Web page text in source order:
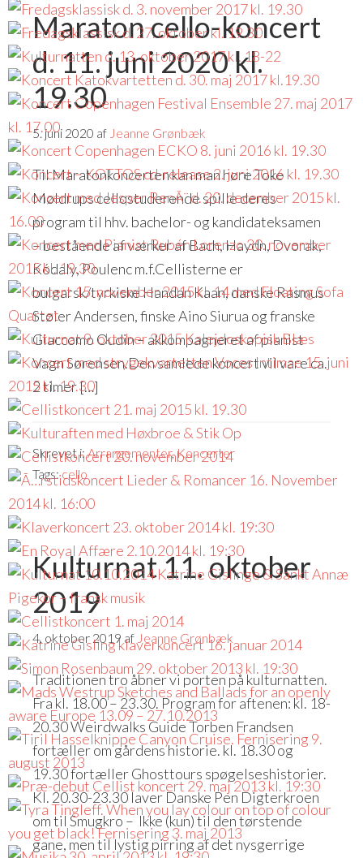
Maraton cello-koncert
d. 11. juni 2020 kl.
19.30
5. juni 2020 af Jeanne Grønbæk
Til Maratonkoncerten kan man høre Toke
Møldrups cellostuderende spille deres
program til hhv. bachelor- og kandidateksamen
– bestående af værker af Bach, Haydn, Dvorak,
Kódaly, Poulenc m.f.Cellisterne er
bulgarsk/tyrkiske Handan Kaan, danske Rasmus
Støier Andersen, finske Aino Siurua og franske
Giaccomo Oudin – akkompagneret af pianist
Vagn Sørensen.Den samlede koncert vil vare ca.
2 timer […]
Skrevet i:Arrangementer,Koncerter
Tags:cello
Kulturnat 11. oktober
2019
4. oktober 2019 af Jeanne Grønbæk
Traditionen tro åbner vi porten på kulturnatten.
Fra kl. 18.00 – 23.30. Program for aftenen: kl. 18-
20.30 Weirdwalks Guide Torben Frandsen
fortæller om gårdens historie. kl. 18.30 og
19.30 fortæller Ghosttours spøgelseshistorier.
Kl. 20.30-23.30 laver Danske Pen Digterkroen
om til Smugkro – Ikke (kun) til den tørstende
gane, men til lystig pirring af det nysgerrige